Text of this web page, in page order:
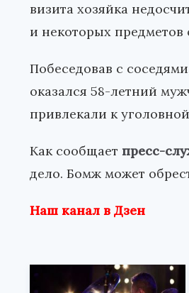
визита хозяйка
и некоторых
Побеседовав с
оказался 58-летний
привлекали к
Как сообщает пресс-
дело. Бомж может
Наш канал в Дзен